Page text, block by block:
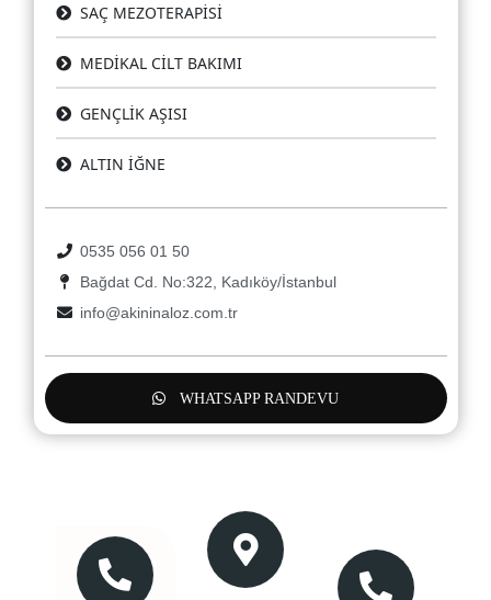
SAÇ MEZOTERAPİSİ
MEDİKAL CİLT BAKIMI
GENÇLİK AŞISI
ALTIN İĞNE
0535 056 01 50
Bağdat Cd. No:322, Kadıköy/İstanbul
info@akininaloz.com.tr
WHATSAPP RANDEVU